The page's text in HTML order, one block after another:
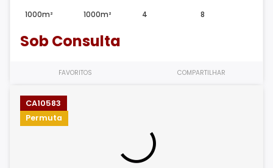
1000m² 1000m² 4 8
Sob Consulta
FAVORITOS COMPARTILHAR
CA10583
Permuta